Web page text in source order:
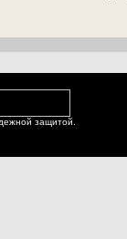
защитой.